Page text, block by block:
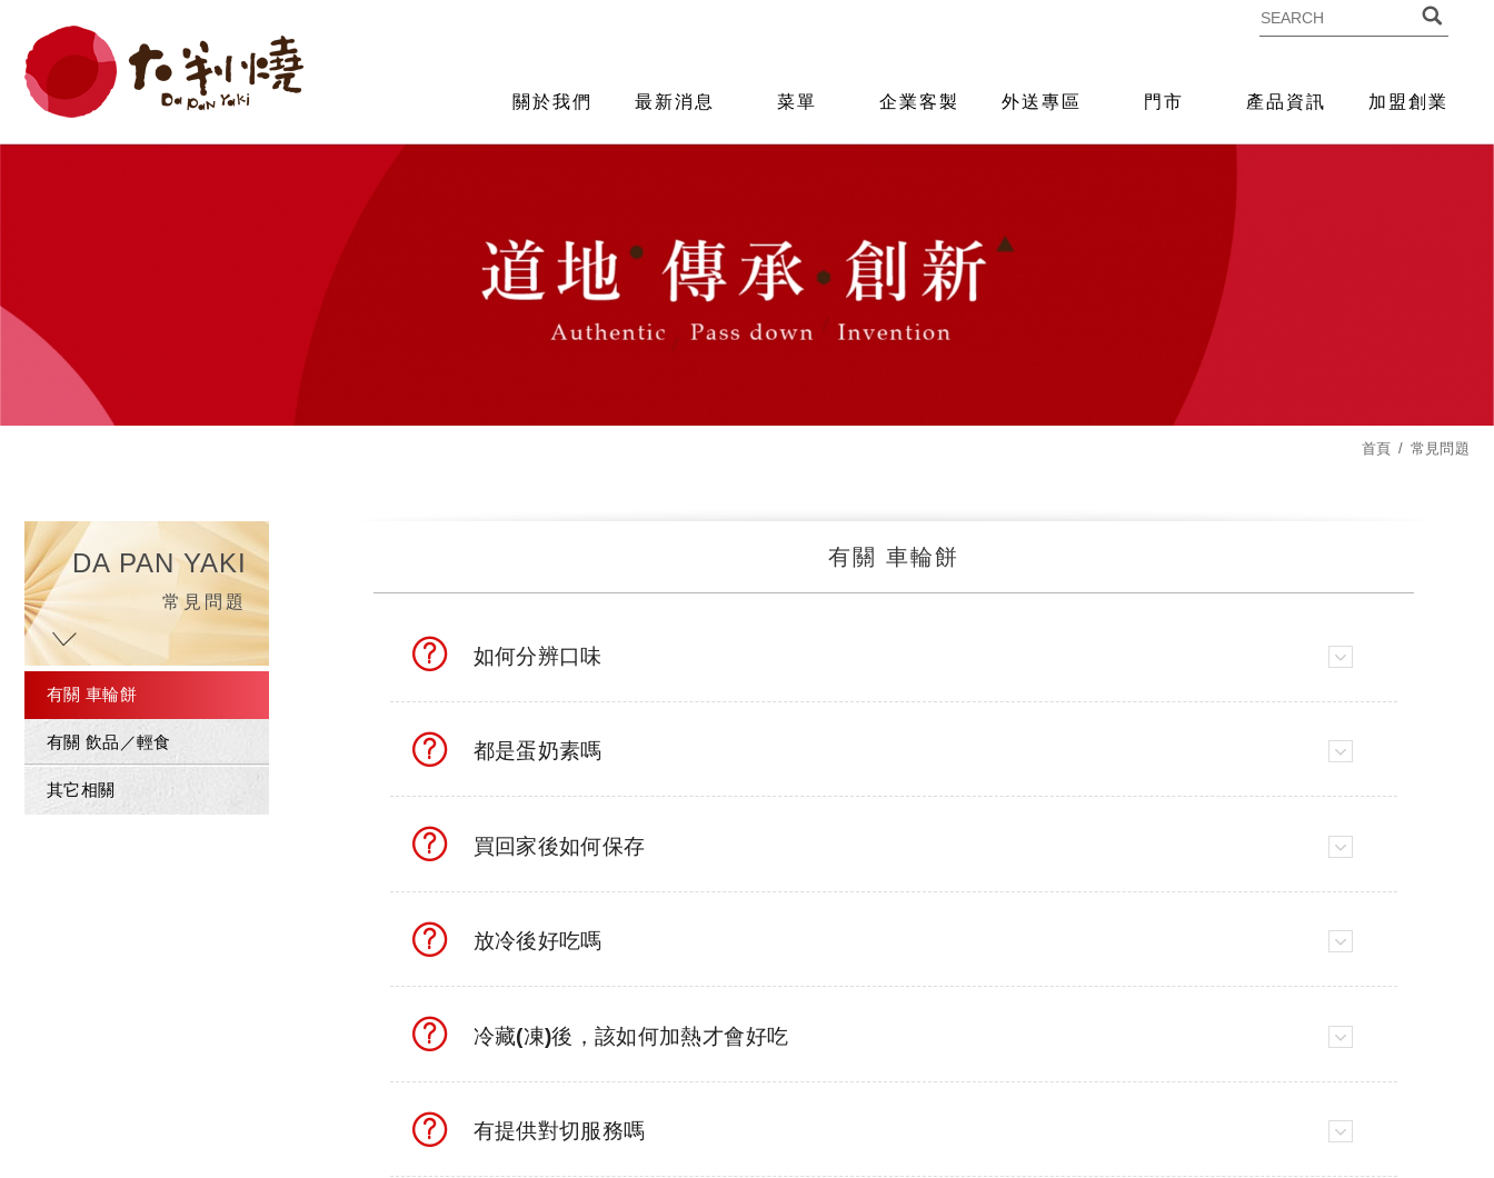
關於我們 最新消息 菜單 企業客製 外送專區 門市 產品資訊 加盟創業
首頁 常見問題
DA PAN YAKI
常見問題
有關 車輪餅
有關 飲品／輕食
其它相關
有關 車輪餅
如何分辨口味
都是蛋奶素嗎
買回家後如何保存
放冷後好吃嗎
冷藏(凍)後，該如何加熱才會好吃
有提供對切服務嗎